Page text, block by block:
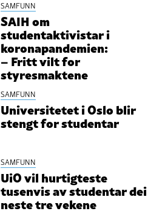
SAMFUNN
SAIH om
studentaktivistar i
koronapandemien:
– Fritt vilt for
styresmaktene
SAMFUNN
Universitetet i Oslo blir
stengt for studentar
SAMFUNN
UiO vil hurtigteste
tusenvis av studentar dei
neste tre vekene